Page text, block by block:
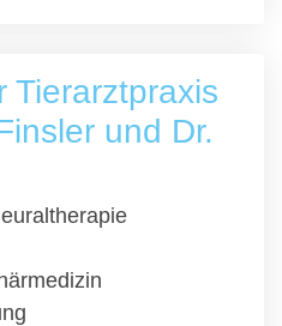
Tierarztpraxis
und Dr.